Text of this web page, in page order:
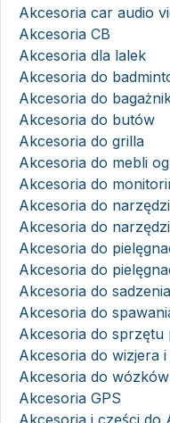
Akcesoria car audio
Akcesoria CB
Akcesoria dla lalek
Akcesoria do
Akcesoria do
Akcesoria do butów
Akcesoria do grilla
Akcesoria do mebli
Akcesoria do
Akcesoria do
Akcesoria do
Akcesoria do
Akcesoria do
Akcesoria do
Akcesoria do
Akcesoria do sprzętu
Akcesoria do wizjera i
Akcesoria do wózków
Akcesoria GPS